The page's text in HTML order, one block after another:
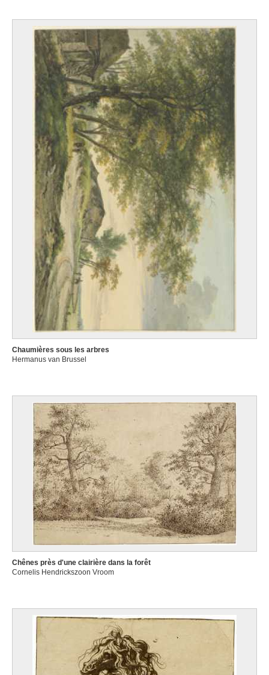
Chaumières sous les arbres
Hermanus van Brussel
Chênes près d'une clairière dans la forêt
Cornelis Hendrickszoon Vroom